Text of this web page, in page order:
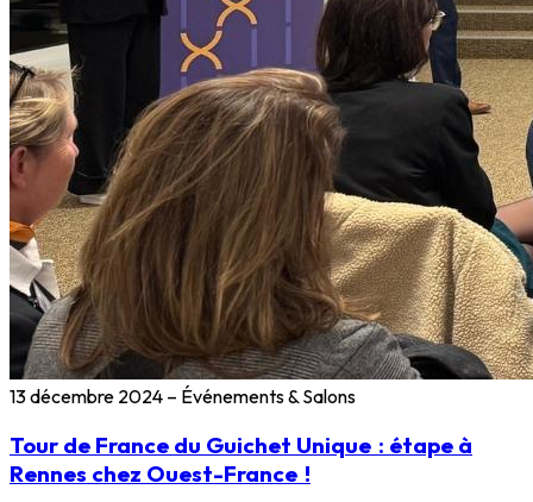
13 décembre 2024 – Événements & Salons
Tour de France du Guichet Unique : étape à
Rennes chez Ouest-France !